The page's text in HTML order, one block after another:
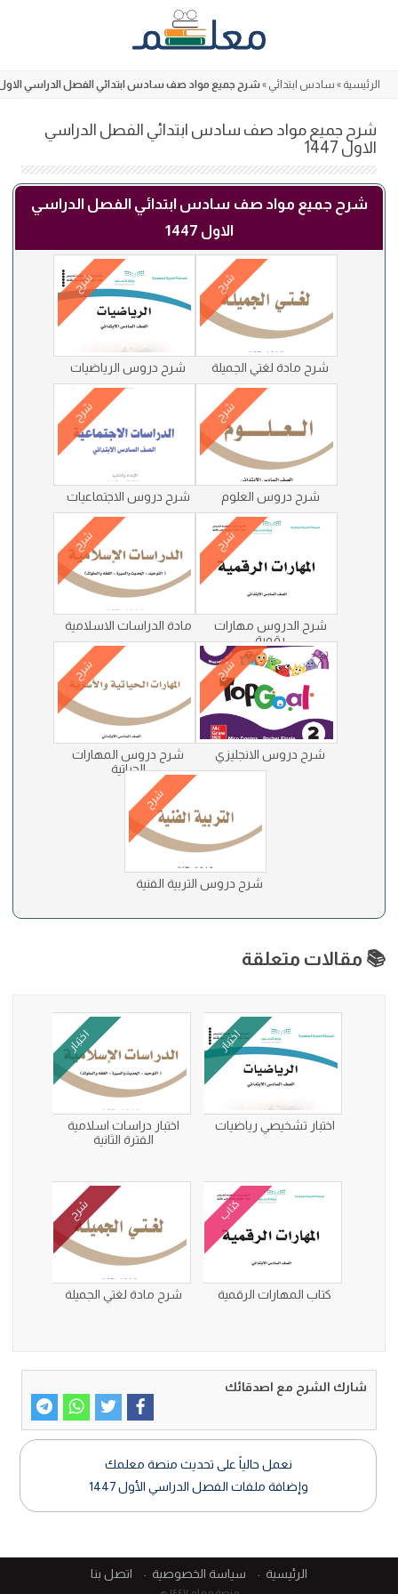
الرئيسية » سادس ابتدائي » شرح جميع مواد صف سادس ابتدائي الفصل الدراسي الاول
شرح جميع مواد صف سادس ابتدائي الفصل الدراسي
الاول 1447
شرح جميع مواد صف سادس ابتدائي الفصل الدراسي
الاول 1447
شرح
شرح مادة لغتي الجميلة
شرح
شرح دروس الرياضيات
شرح
شرح دروس العلوم
شرح
شرح دروس الاجتماعيات
شرح
شرح الدروس مهارات
رقمية
شرح
مادة الدراسات الاسلامية
شرح
شرح دروس الانجليزي
شرح
شرح دروس المهارات
الحياتية
شرح
شرح دروس التربية الفنية
📚 مقالات متعلقة
اختبار
اختبار تشخيصي رياضيات
اختبار
اختبار دراسات اسلامية
الفترة الثانية
كتاب
كتاب المهارات الرقمية
شرح
شرح مادة لغتي الجميلة
شارك الشرح مع اصدقائك
نعمل حالياً على تحديث منصة معلمك
وإضافة ملفات الفصل الدراسي الأول 1447
الرئيسية سياسة الخصوصية اتصل بنا